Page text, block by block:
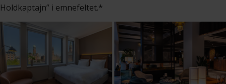
Holdkaptajn” i emnefeltet.*